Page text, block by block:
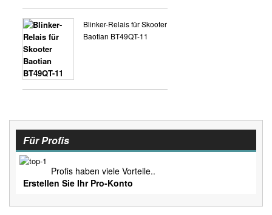
Blinker-Relais für Skooter
Baotian BT49QT-11
Für Profis
Profis haben viele Vorteile..
Erstellen Sie Ihr Pro-Konto